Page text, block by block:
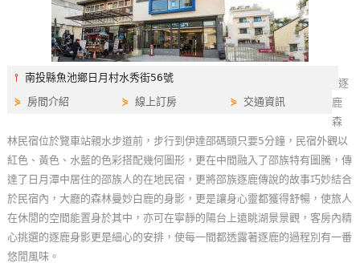
紅
你
玩
樂
地
圖
⫯南投縣魚池鄉日月村水秀街56號
⋟ 房間介紹 ⋟線上訂房 ⋟ 交通資訊
逐
鹿
森
林民宿位於覽車站親水步道前，步行到伊達邵碼頭只要5分鐘，民宿外觀以
紅色、黃色、水藍的色彩搭配幾何圖形，更在中間融入了邵族特有圖騰，傳
達了日月潭中居住的邵族人的在地民宿，更將邵族逐鹿傳說的故事巧妙結合
於民宿內，大廳的森林曼妙白鹿的身影，更是讓身心靈都獲得舒暢，使旅人
在休閒的空間能置身於其中，亦可在寧靜的陽台上遠眺湖景景觀，客房內精
心挑選的逐鹿身影更是細心的安排，使每一間都透露著逐鹿的過程別有一番
悠閒風味。